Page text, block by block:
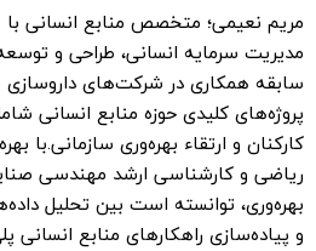
مدیریت سرمایه انسانی، طراحی و
سابقه همکاری در شرکت‌های داروسازی
پروژه‌های کلیدی حوزه منابع انسانی
کارکنان و ارتقاء بهره‌وری سازمانی.با
ریاضی و کارشناسی ارشد مهندسی
بهره‌وری، توانسته است بین تحلیل
و پیاده‌سازی راهکارهای منابع انسانی